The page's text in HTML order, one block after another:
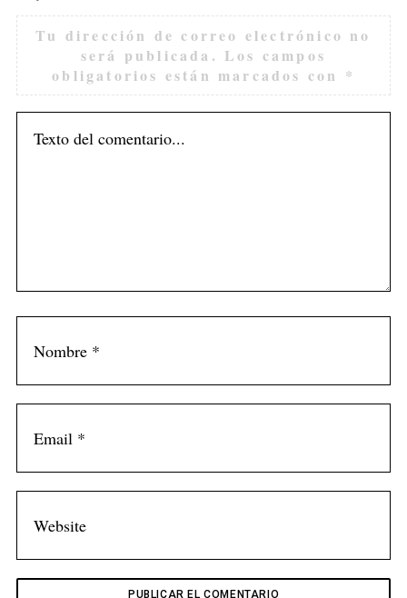
Tu dirección de correo electrónico no
será publicada. Los campos
obligatorios están marcados con *